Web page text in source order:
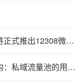
外交部长王毅：两个星期后外交部将正式推出12308微信版
微信小店、小程序、服务号三角结构：私域流量池的用户获取与留存联动爆发